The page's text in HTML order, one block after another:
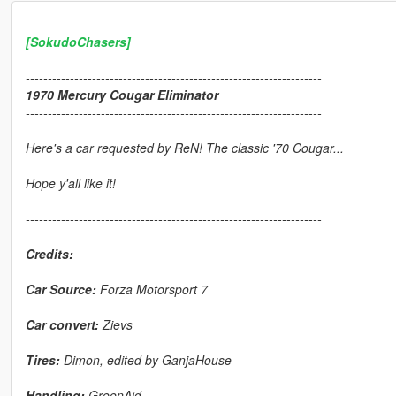
[SokudoChasers]
-------------------------------------------------------------------
1970 Mercury Cougar Eliminator
-------------------------------------------------------------------
Here's a car requested by ReN! The classic '70 Cougar...
Hope y'all like it!
-------------------------------------------------------------------
Credits:
Car Source:Forza Motorsport 7
Car convert:Zievs
Tires:Dimon, edited by GanjaHouse